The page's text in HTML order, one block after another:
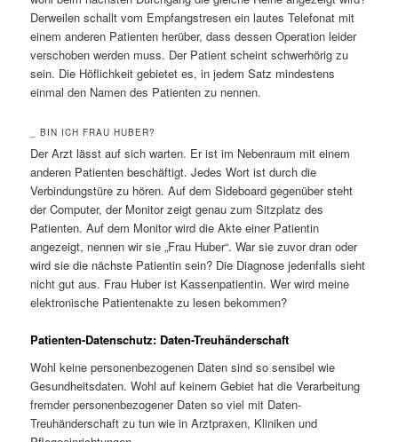
Derweilen schallt vom Empfangstresen ein lautes Telefonat mit
einem anderen Patienten herüber, dass dessen Operation leider
verschoben werden muss. Der Patient scheint schwerhörig zu
sein. Die Höflichkeit gebietet es, in jedem Satz mindestens
einmal den Namen des Patienten zu nennen.
_ BIN ICH FRAU HUBER?
Der Arzt lässt auf sich warten. Er ist im Nebenraum mit einem
anderen Patienten beschäftigt. Jedes Wort ist durch die
Verbindungstüre zu hören. Auf dem Sideboard gegenüber steht
der Computer, der Monitor zeigt genau zum Sitzplatz des
Patienten. Auf dem Monitor wird die Akte einer Patientin
angezeigt, nennen wir sie „Frau Huber“. War sie zuvor dran oder
wird sie die nächste Patientin sein? Die Diagnose jedenfalls sieht
nicht gut aus. Frau Huber ist Kassenpatientin. Wer wird meine
elektronische Patientenakte zu lesen bekommen?
Patienten-Datenschutz: Daten-Treuhänderschaft
Wohl keine personenbezogenen Daten sind so sensibel wie
Gesundheitsdaten. Wohl auf keinem Gebiet hat die Verarbeitung
fremder personenbezogener Daten so viel mit Daten-
Treuhänderschaft zu tun wie in Arztpraxen, Kliniken und